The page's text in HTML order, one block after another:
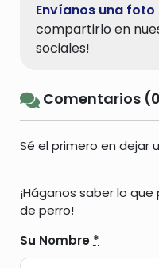
Envíanos una foto
compartirlo en
sociales!
Comentarios
Sé el primero en dejar
¡Háganos saber lo que
de perro!
Su Nombre *